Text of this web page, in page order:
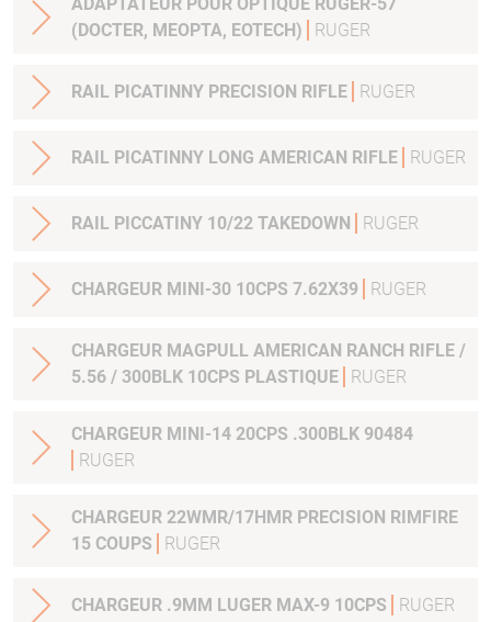
(DOCTER, MEOPTA, EOTECH)
RUGER
RAIL PICATINNY PRECISION RIFLE RUGER
RAIL PICATINNY LONG AMERICAN RIFLE RUGER
RAIL PICCATINY 10/22 TAKEDOWN RUGER
CHARGEUR MINI-30 10CPS 7.62X39 RUGER
CHARGEUR MAGPULL AMERICAN RANCH RIFLE /
5.56 / 300BLK 10CPS PLASTIQUE
RUGER
CHARGEUR MINI-14 20CPS .300BLK 90484
RUGER
CHARGEUR 22WMR/17HMR PRECISION RIMFIRE
15 COUPS
RUGER
CHARGEUR .9MM LUGER MAX-9 10CPS RUGER